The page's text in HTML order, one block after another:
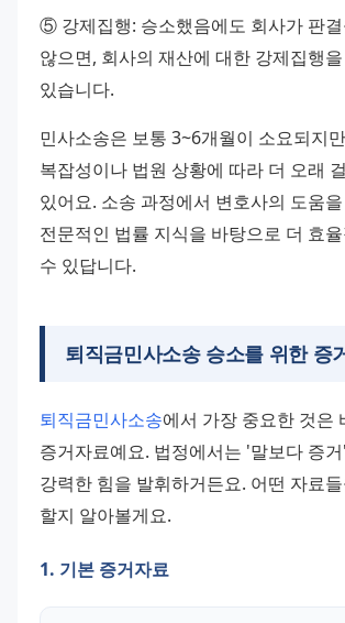
⑤ 강제집행: 승소했음에도 회사가 판
않으면, 회사의 재산에 대한 강제집행
있습니다.
민사소송은 보통 3~6개월이 소요되지
복잡성이나 법원 상황에 따라 더 오래
있어요. 소송 과정에서 변호사의 도움
전문적인 법률 지식을 바탕으로 더 효
수 있답니다.
퇴직금민사소송 승소를 위한 증
퇴직금민사소송에서 가장 중요한 것은
증거자료예요. 법정에서는 '말보다 증
강력한 힘을 발휘하거든요. 어떤 자료
할지 알아볼게요.
1. 기본 증거자료